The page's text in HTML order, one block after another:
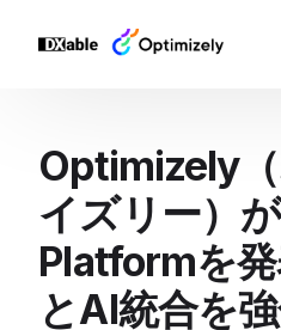
Optimizely
イズリー）
Platformを
とAI統合を